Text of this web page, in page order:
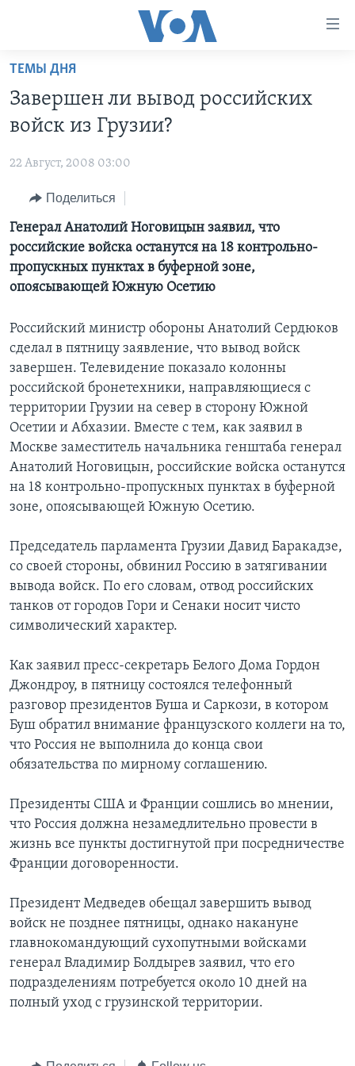
Перейти
основной
контент
навигации
Перейти
поиск
ПРОГРАММЫ
НОВОСТИ ЗА МИНУТУ
ИТОГИ
ПОЧЕМУ ЭТО ВАЖНО?
ДЕТАЛИ
УЧИМ АНГЛИЙСКИЙ
НАША АМЕРИКАНСКАЯ ИСТОРИЯ
А КАК В АМЕРИКЕ?
АМЕРИКАНСКИЕ ГОРОДКИ
ЭКСПЕРТИЗА
ИНТЕРВЬЮ
ФАКТЫ ПРОТИВ ФЕЙКОВ
ЗА СВОБОДУ ПРЕССЫ
УЧИМ АНГЛИЙСКИЙ
ПОДПИСКА НА НОВОСТИ
Learning English
СОЦИАЛЬНЫЕ СЕТИ
Языки
ТЕМЫ ДНЯ
Завершен ли вывод российских
войск из Грузии?
22 Август, 2008 03:00
Поделиться
Генерал Анатолий Ноговицын заявил, что
российские войска останутся на 18 контрольно-
пропускных пунктах в буферной зоне,
опоясывающей Южную Осетию
Российский министр обороны Анатолий Сердюков
сделал в пятницу заявление, что вывод войск
завершен. Телевидение показало колонны
российской бронетехники, направляющиеся с
территории Грузии на север в сторону Южной
Осетии и Абхазии. Вместе с тем, как заявил в
Москве заместитель начальника генштаба генерал
Анатолий Ноговицын, российские войска останутся
на 18 контрольно-пропускных пунктах в буферной
зоне, опоясывающей Южную Осетию.
Председатель парламента Грузии Давид Баракадзе,
со своей стороны, обвинил Россию в затягивании
вывода войск. По его словам, отвод российских
танков от городов Гори и Сенаки носит чисто
символический характер.
Как заявил пресс-секретарь Белого Дома Гордон
Джондроу, в пятницу состоялся телефонный
разговор президентов Буша и Саркози, в котором
Буш обратил внимание французского коллеги на то,
что Россия не выполнила до конца свои
обязательства по мирному соглашению.
Президенты США и Франции сошлись во мнении,
что Россия должна незамедлительно провести в
жизнь все пункты достигнутой при посредничестве
Франции договоренности.
Президент Медведев обещал завершить вывод
войск не позднее пятницы, однако накануне
главнокомандующий сухопутными войсками
генерал Владимир Болдырев заявил, что его
подразделениям потребуется около 10 дней на
полный уход с грузинской территории.